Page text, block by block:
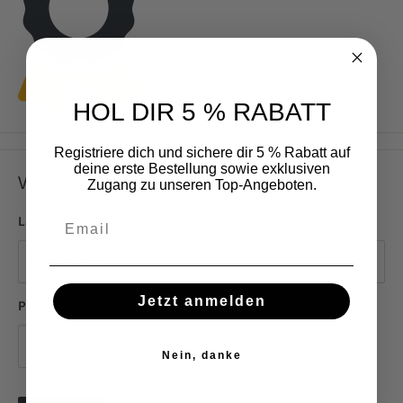
Versand schätzen
Land
Postleitzahl
HOL DIR 5 % RABATT
Registriere dich und sichere dir 5 % Rabatt auf
deine erste Bestellung sowie exklusiven
Zugang zu unseren Top-Angeboten.
Jetzt anmelden
Nein, danke